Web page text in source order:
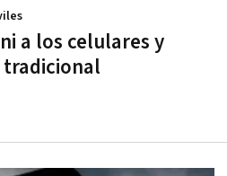
a los celulares y